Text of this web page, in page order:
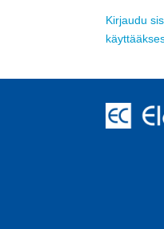
Kirjaudu